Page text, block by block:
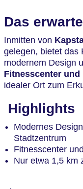
Das
Inmitten von
gelegen, bietet das
modernem Design
Fitnesscenter und
idealer Ort zum
Highlights
Modernes
Stadtzentrum
Fitnesscenter
Nur etwa 1,5 km